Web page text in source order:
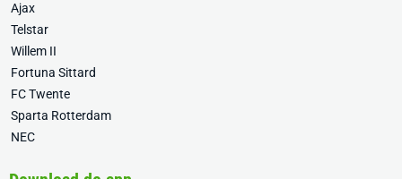
Ajax
Telstar
Willem II
Fortuna Sittard
FC Twente
Sparta Rotterdam
NEC